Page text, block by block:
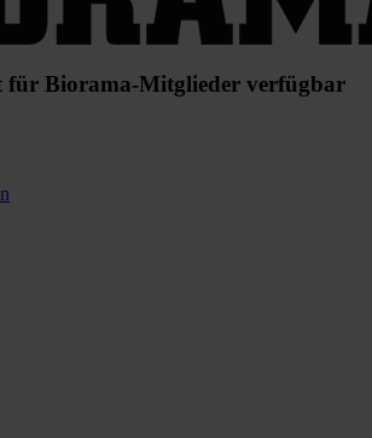
für Biorama-Mitglieder verfügbar